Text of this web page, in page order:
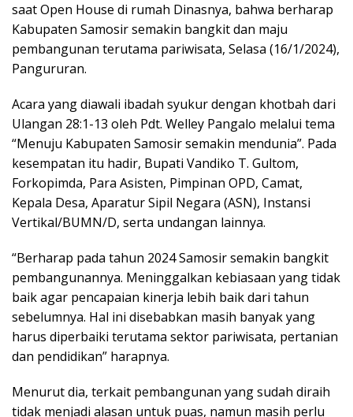
saat Open House di rumah Dinasnya, bahwa berharap
Kabupaten Samosir semakin bangkit dan maju
pembangunan terutama pariwisata, Selasa (16/1/2024),
Pangururan.
Acara yang diawali ibadah syukur dengan khotbah dari
Ulangan 28:1-13 oleh Pdt. Welley Pangalo melalui tema
“Menuju Kabupaten Samosir semakin mendunia”. Pada
kesempatan itu hadir, Bupati Vandiko T. Gultom,
Forkopimda, Para Asisten, Pimpinan OPD, Camat,
Kepala Desa, Aparatur Sipil Negara (ASN), Instansi
Vertikal/BUMN/D, serta undangan lainnya.
“Berharap pada tahun 2024 Samosir semakin bangkit
pembangunannya. Meninggalkan kebiasaan yang tidak
baik agar pencapaian kinerja lebih baik dari tahun
sebelumnya. Hal ini disebabkan masih banyak yang
harus diperbaiki terutama sektor pariwisata, pertanian
dan pendidikan” harapnya.
Menurut dia, terkait pembangunan yang sudah diraih
tidak menjadi alasan untuk puas, namun masih perlu